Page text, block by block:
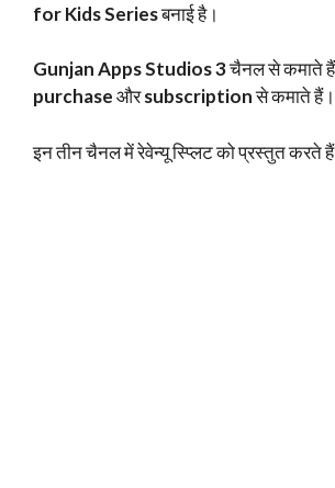
for Kids Seriesबनाई है।
Gunjan Apps Studios 3चैनल से कमाते
purchaseऔरsubscriptionसे कमाते हैं।
इन तीन चैनल में रेवेन्यू स्प्लिट को प्रस्तुत करते